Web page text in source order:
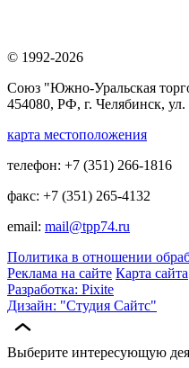
© 1992-2026
Союз "Южно-Уральская
454080, РФ, г. Челябинск,
карта местоположения
телефон: +7 (351) 266-1816
факс: +7 (351) 265-4132
email: mail@tpp74.ru
Политика в отношении
Реклама на сайте Карта сайта
Разработка: Pixite
Дизайн: "Студия Сайтс"
Выберите интересующую